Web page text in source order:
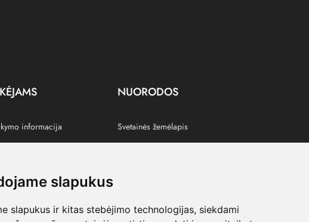
slapukus
slapukus ir kitas stebėjimo technologijas, siekdami
informacija
prekės
NUORODOS
Svetainės žemėlapis